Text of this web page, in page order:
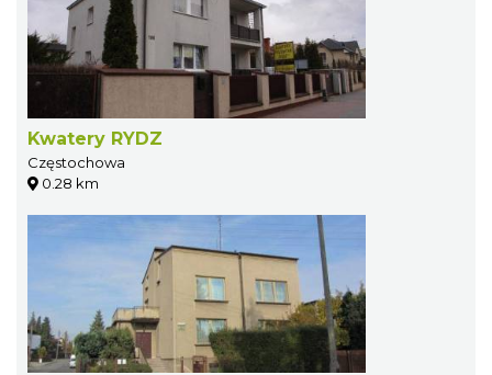
Kwatery RYDZ
Częstochowa
0.28 km